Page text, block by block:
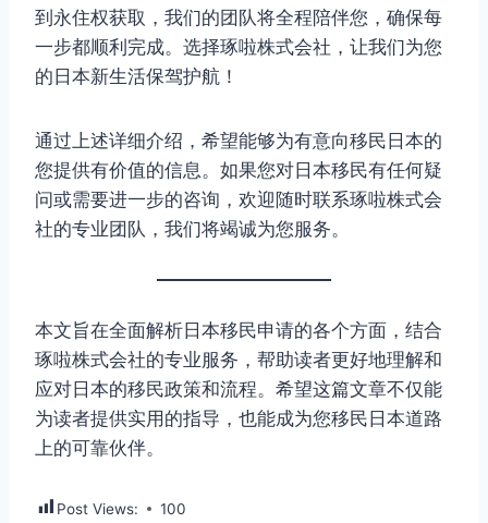
到永住权获取，我们的团队将全程陪伴您，确保每
一步都顺利完成。选择琢啦株式会社，让我们为您
的日本新生活保驾护航！
通过上述详细介绍，希望能够为有意向移民日本的
您提供有价值的信息。如果您对日本移民有任何疑
问或需要进一步的咨询，欢迎随时联系琢啦株式会
社的专业团队，我们将竭诚为您服务。
本文旨在全面解析日本移民申请的各个方面，结合
琢啦株式会社的专业服务，帮助读者更好地理解和
应对日本的移民政策和流程。希望这篇文章不仅能
为读者提供实用的指导，也能成为您移民日本道路
上的可靠伙伴。
Post Views: 100